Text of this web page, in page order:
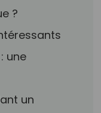
?
une
un